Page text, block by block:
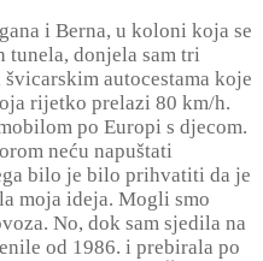
i Berna, u koloni koja se
tunela, donjela sam tri
autocestama koje
rijetko prelazi 80 km/h.
po Europi s djecom.
neću napuštati
bilo je bilo prihvatiti da je
moja ideja. Mogli smo
No, dok sam sjedila na
od 1986. i prebirala po